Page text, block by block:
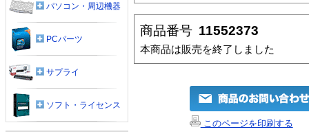
商品番号 11552373
本商品は販売を終了しました
このページを印刷する
パソコン・周辺機器
PCパーツ
サプライ
ソフト・ライセンス